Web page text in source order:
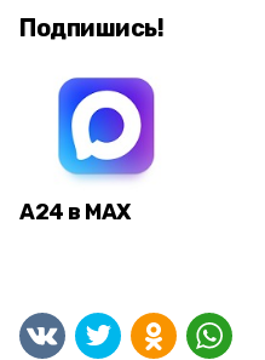
Подпишись!
А24 в MAX